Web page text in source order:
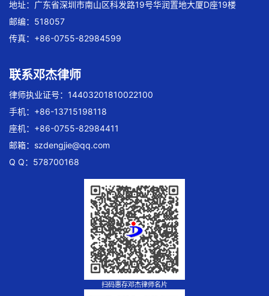
地址：广东省深圳市南山区科发路19号华润置地大厦D座19楼
邮编：518057
传真：+86-0755-82984599
联系邓杰律师
律师执业证号：14403201810022100
手机：+86-13715198118
座机：+86-0755-82984411
邮箱： szdengjie@qq.com
Q Q：578700168
扫码惠存邓杰律师名片